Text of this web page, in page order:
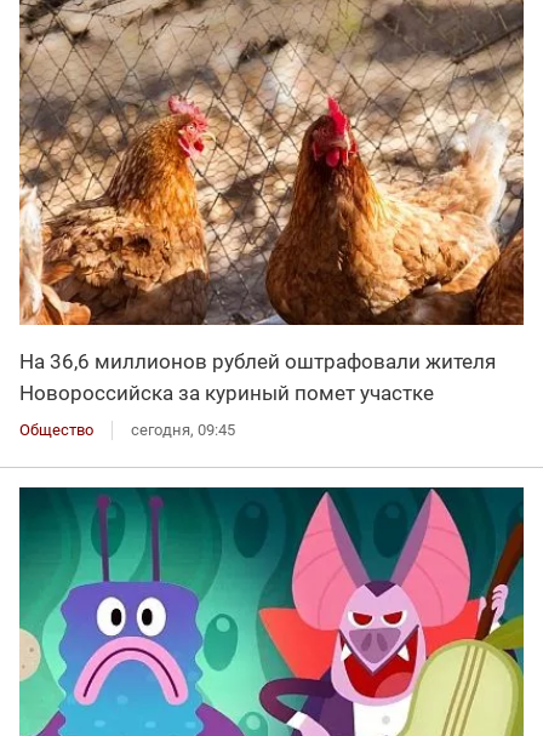
На 36,6 миллионов рублей оштрафовали жителя
Новороссийска за куриный помет участке
Общество сегодня, 09:45